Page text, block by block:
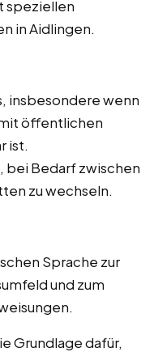
speziellen
in Aidlingen.
insbesondere wenn
öffentlichen
ist.
Bedarf zwischen
zu wechseln.
Sprache zur
und zum
Grundlage dafür,